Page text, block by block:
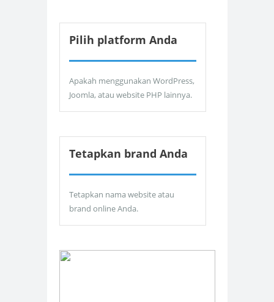
Pilih platform Anda
Apakah menggunakan WordPress,
Joomla, atau website PHP lainnya.
Tetapkan brand Anda
Tetapkan nama website atau
brand online Anda.